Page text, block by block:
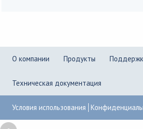
О компании Продукты
Техническая документация
Условия использования